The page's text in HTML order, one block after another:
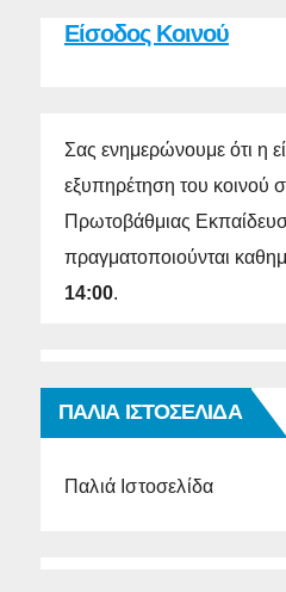
Είσοδος Κοινού
Σας ενημερώνουμε ότι η
εξυπηρέτηση του κοινού
Πρωτοβάθμιας
πραγματοποιούνται
14:00.
ΠΑΛΙΑ ΙΣΤΟΣΕΛΙΔΑ
Παλιά Ιστοσελίδα